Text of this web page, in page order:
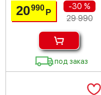
20990Р
-30 %
29 990
под заказ